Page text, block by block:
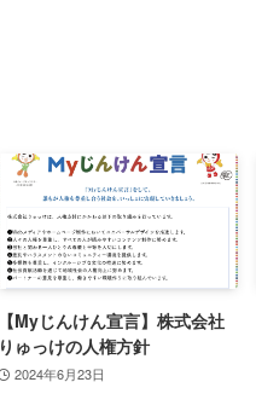
【Myじんけん宣言】株式会社
りゅっけの人権方針
2024年6月23日